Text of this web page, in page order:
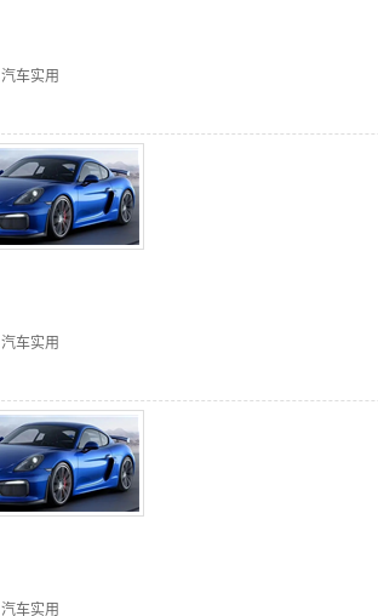
汽车实用
汽车实用
汽车实用